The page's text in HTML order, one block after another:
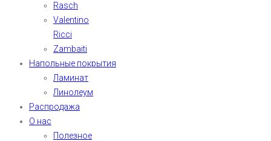
Rasch
Valentino
Ricci
Zambaiti
Напольные покрытия
Ламинат
Линолеум
Распродажа
О нас
Полезное